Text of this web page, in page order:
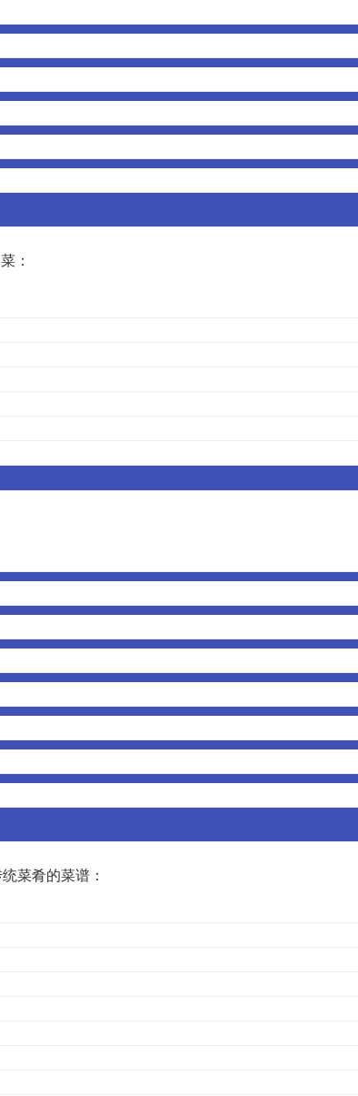
：
菜肴的菜谱：